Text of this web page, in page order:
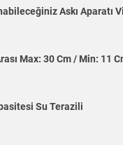
Askı Aparatı
Max: 30 Cm / Min: 11
Su Terazili